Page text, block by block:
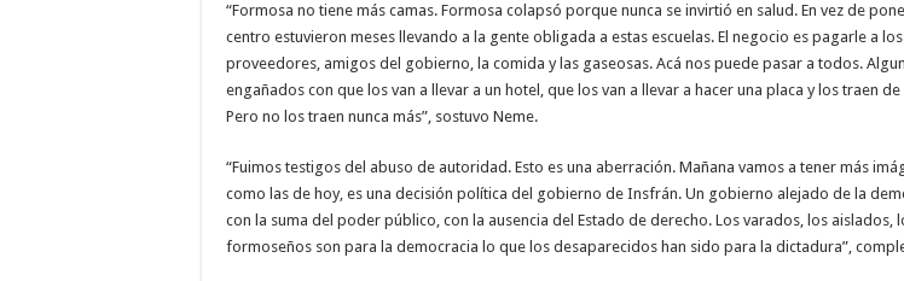
“Formosa no tiene más camas. Formosa colapsó porque nunca se invirtió en salud. En vez de
centro estuvieron meses llevando a la gente obligada a estas escuelas. El negocio es pagarle a los
proveedores, amigos del gobierno, la comida y las gaseosas. Acá nos puede pasar a todos.
engañados con que los van a llevar a un hotel, que los van a llevar a hacer una placa y los traen de
Pero no los traen nunca más”, sostuvo Neme.
“Fuimos testigos del abuso de autoridad. Esto es una aberración. Mañana vamos a tener más
como las de hoy, es una decisión política del gobierno de Insfrán. Un gobierno alejado de la
con la suma del poder público, con la ausencia del Estado de derecho. Los varados, los aislados,
formoseños son para la democracia lo que los desaparecidos han sido para la dictadura”,